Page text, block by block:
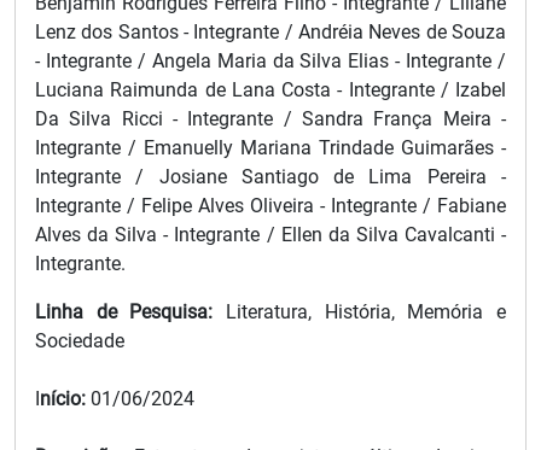
Lenz dos Santos - Integrante / Andréia Neves de Souza
- Integrante / Angela Maria da Silva Elias - Integrante /
Luciana Raimunda de Lana Costa - Integrante / Izabel
Da Silva Ricci - Integrante / Sandra França Meira -
Integrante / Emanuelly Mariana Trindade Guimarães -
Integrante / Josiane Santiago de Lima Pereira -
Integrante / Felipe Alves Oliveira - Integrante / Fabiane
Alves da Silva - Integrante / Ellen da Silva Cavalcanti -
Integrante.
Linha de Pesquisa: Literatura, História, Memória e
Sociedade
Início: 01/06/2024